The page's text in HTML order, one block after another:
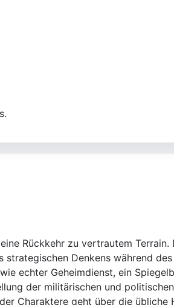
Rückkehr zu vertrautem
Denkens während
echter Geheimdienst, ein
der militärischen und
Charaktere geht über die übliche